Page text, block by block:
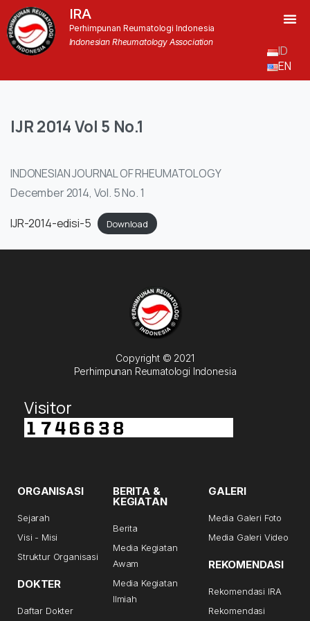
IRA
Perhimpunan Reumatologi Indonesia
Indonesian Rheumatology Association
ID
EN
IJR2014Vol 5 No.1
INDONESIAN JOURNAL OF RHEUMATOLOGY
December 2014, Vol. 5 No. 1
IJR-2014-edisi-5
Download
Copyright © 2021
Perhimpunan Reumatologi Indonesia
Visitor
ORGANISASI
Sejarah
Visi - Misi
Struktur Organisasi
DOKTER
Daftar Dokter
BERITA &
KEGIATAN
Berita
Media Kegiatan
Awam
Media Kegiatan
Ilmiah
GALERI
Media Galeri Foto
Media Galeri Video
REKOMENDASI
Rekomendasi IRA
Rekomendasi